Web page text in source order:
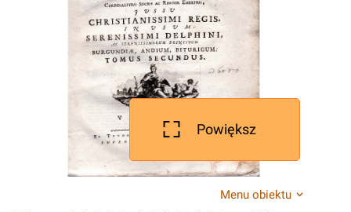
Powiększ
Menu obiektu